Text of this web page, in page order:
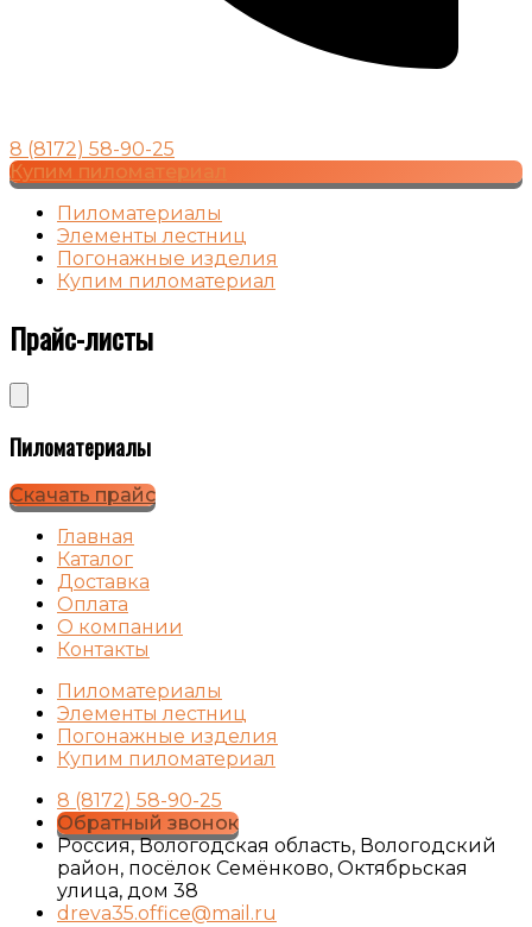
8 (8172) 58-90-25
Купим пиломатериал
Пиломатериалы
Элементы лестниц
Погонажные изделия
Купим пиломатериал
Прайс-листы
Пиломатериалы
Скачать прайс
Главная
Каталог
Доставка
Оплата
О компании
Контакты
Пиломатериалы
Элементы лестниц
Погонажные изделия
Купим пиломатериал
8 (8172) 58-90-25
Обратный звонок
Россия, Вологодская область, Вологодский
район, посёлок Семёнково, Октябрьская
улица, дом 38
dreva35.office@mail.ru